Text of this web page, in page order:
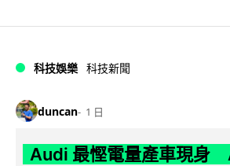
科技娛樂 科技新聞
duncan 1 日
Audi 最慳電量產車現身